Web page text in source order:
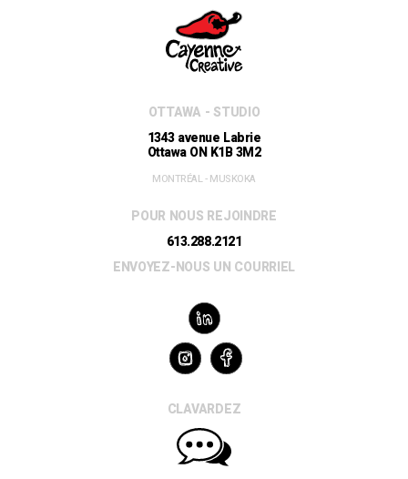
OTTAWA - STUDIO
1343 avenue Labrie
Ottawa ON K1B 3M2
MONTRÉAL - MUSKOKA
POUR NOUS REJOINDRE
613.288.2121
ENVOYEZ-NOUS UN COURRIEL
CLAVARDEZ